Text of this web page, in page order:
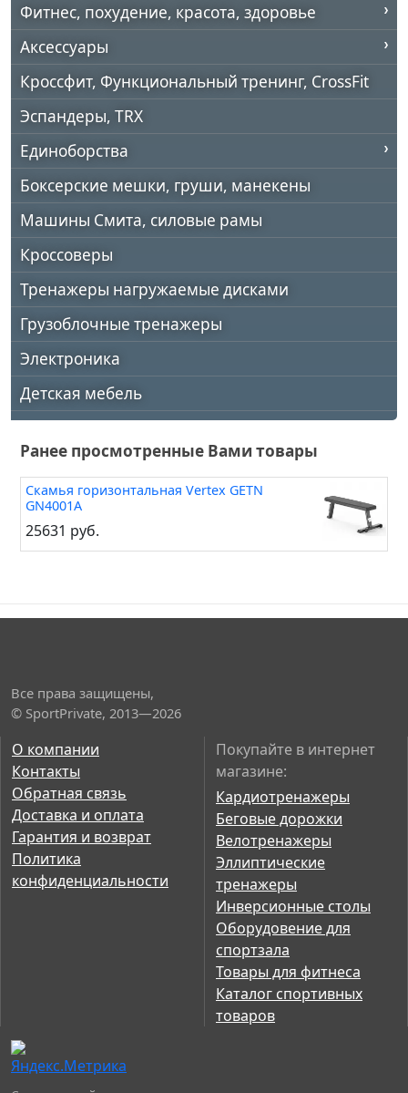
Фитнес, похудение, красота, здоровье
Аксессуары
Кроссфит, Функциональный тренинг, CrossFit
Эспандеры, TRX
Единоборства
Боксерские мешки, груши, манекены
Машины Смита, силовые рамы
Кроссоверы
Тренажеры нагружаемые дисками
Грузоблочные тренажеры
Электроника
Детская мебель
Ранее просмотренные Вами товары
Скамья горизонтальная Vertex GETN
GN4001A
25631 руб.
Все права защищены,
© SportPrivate, 2013—2026
О компании
Контакты
Обратная связь
Доставка и оплата
Гарантия и возврат
Политика
конфиденциальности
Покупайте в интернет
магазине:
Кардиотренажеры
Беговые дорожки
Велотренажеры
Эллиптические
тренажеры
Инверсионные столы
Оборудовение для
спортзала
Товары для фитнеса
Каталог спортивных
товаров